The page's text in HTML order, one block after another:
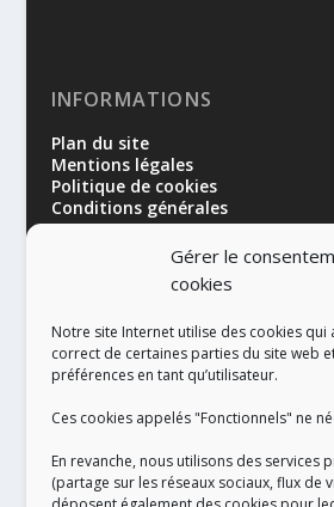
Gérer le
cookies
Notre site Internet utilise des cookies
correct de certaines parties du site web
préférences en tant qu’utilisateur.
Ces cookies appelés "Fonctionnels" ne
En revanche, nous utilisons des services
(partage sur les réseaux sociaux, flux de
INFORMATIONS
Plan du site
Mentions légales
Politique de cookies
Conditions générales